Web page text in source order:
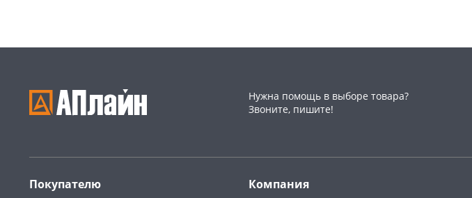
Нужна помощь в выборе товара?
Звоните, пишите!
Покупателю
Компания